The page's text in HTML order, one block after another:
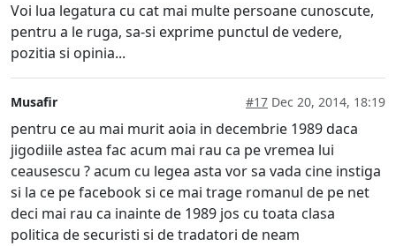
Voi lua legatura cu cat mai multe persoane cunoscute,
pentru a le ruga, sa-si exprime punctul de vedere,
pozitia si opinia...
Musafir #17 Dec 20, 2014, 18:19
pentru ce au mai murit aoia in decembrie 1989 daca
jigodiile astea fac acum mai rau ca pe vremea lui
ceausescu ? acum cu legea asta vor sa vada cine instiga
si la ce pe facebook si ce mai trage romanul de pe net
deci mai rau ca inainte de 1989 jos cu toata clasa
politica de securisti si de tradatori de neam